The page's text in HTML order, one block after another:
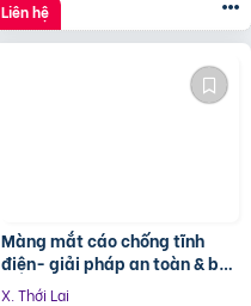
Liên hệ
Màng mắt cáo chống tĩnh
điện- giải pháp an toàn & bền
bỉ
X. Thới Lai